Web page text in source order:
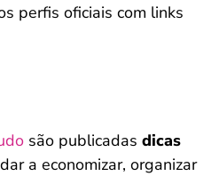
perfis oficiais com links
são publicadas dicas
a economizar, organizar